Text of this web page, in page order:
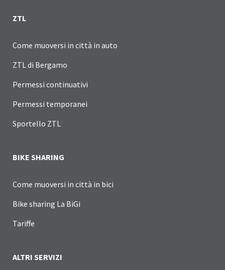
ZTL
Come muoversi in città in auto
ZTL di Bergamo
Permessi continuativi
Permessi temporanei
Sportello ZTL
BIKE SHARING
Come muoversi in città in bici
Bike sharing La BiGi
Tariffe
ALTRI SERVIZI